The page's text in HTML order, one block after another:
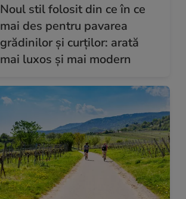
Noul stil folosit din ce în ce
mai des pentru pavarea
grădinilor și curților: arată
mai luxos și mai modern